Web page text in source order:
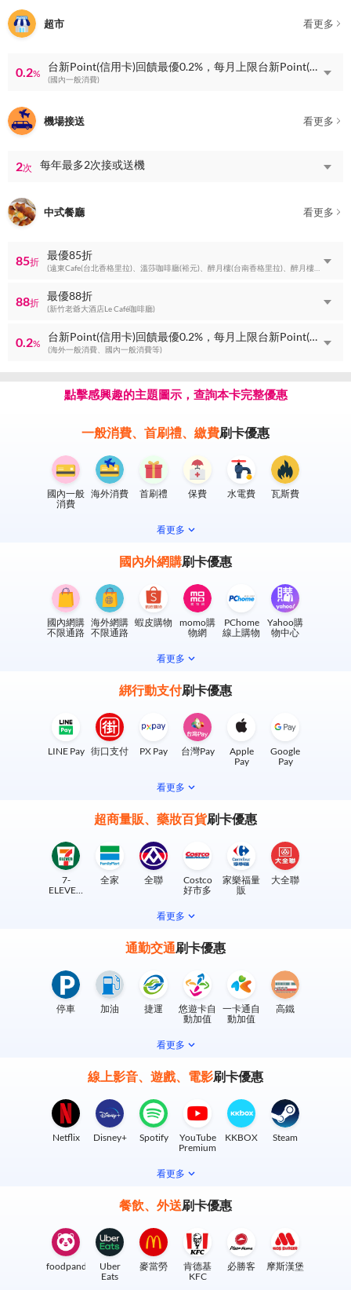
超市 看更多
0.2%
台新Point(信用卡)回饋最優0.2%，每月上限台新Point(信用卡)回饋1500點
(國內一般消費)
機場接送 看更多
2次 每年最多2次接或送機
中式餐廳 看更多
85折
最優85折
88折
最優88折
(新竹老爺大酒店Le Café咖啡廳)
0.2%
台新Point(信用卡)回饋最優0.2%，每月上限台新Point(信用卡)回饋1500點
(海外一般消費、國內一般消費等)
點擊感興趣的主題圖示，查詢本卡完整優惠
一般消費、首刷禮、繳費刷卡優惠
國內一般
消費
海外消費 首刷禮 保費 水電費 瓦斯費
看更多
國內外網購刷卡優惠
國內網購
不限通路
海外網購
不限通路
蝦皮購物
momo購
物網
PChome
線上購物
Yahoo購
物中心
看更多
綁行動支付刷卡優惠
LINE Pay 街口支付 PX Pay 台灣Pay
Apple
Pay
Google
Pay
看更多
超商量販、藥妝百貨刷卡優惠
7-
ELEVEN
全家 全聯
Costco
好市多
家樂福量
販
大全聯
看更多
通勤交通刷卡優惠
停車 加油 捷運
悠遊卡自
動加值
一卡通自
動加值
高鐵
看更多
線上影音、遊戲、電影刷卡優惠
Netflix Disney+ Spotify
YouTube
Premium
KKBOX Steam
看更多
餐飲、外送刷卡優惠
foodpanda
Uber
Eats
麥當勞
肯德基
KFC
必勝客 摩斯漢堡